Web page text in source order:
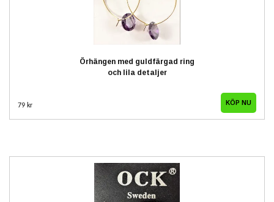
Örhängen med guldfärgad ring
och lila detaljer
79 kr